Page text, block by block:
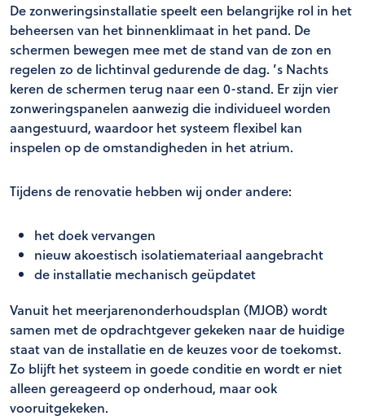
De zonweringsinstallatie speelt een belangrijke rol in het
beheersen van het binnenklimaat in het pand. De
schermen bewegen mee met de stand van de zon en
regelen zo de lichtinval gedurende de dag. ’s Nachts
keren de schermen terug naar een 0-stand. Er zijn vier
zonweringspanelen aanwezig die individueel worden
aangestuurd, waardoor het systeem flexibel kan
inspelen op de omstandigheden in het atrium.
Tijdens de renovatie hebben wij onder andere:
het doek vervangen
nieuw akoestisch isolatiemateriaal aangebracht
de installatie mechanisch geüpdatet
Vanuit het meerjarenonderhoudsplan (MJOB) wordt
samen met de opdrachtgever gekeken naar de huidige
staat van de installatie en de keuzes voor de toekomst.
Zo blijft het systeem in goede conditie en wordt er niet
alleen gereageerd op onderhoud, maar ook
vooruitgekeken.